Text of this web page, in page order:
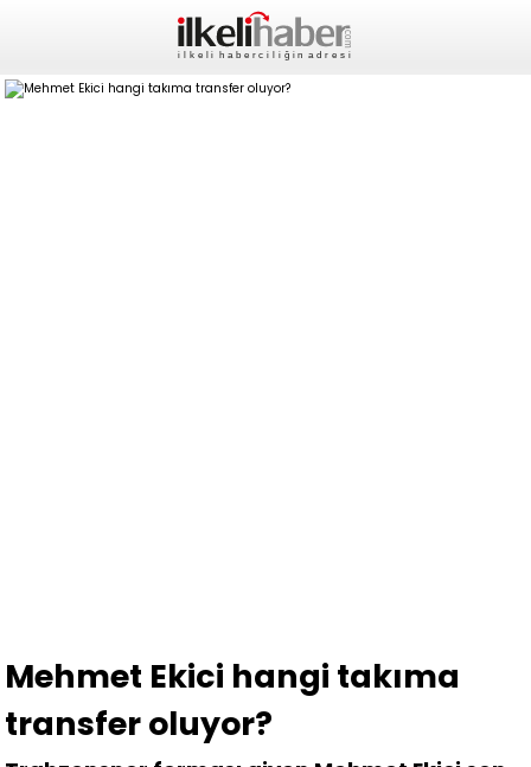
Mehmet Ekici hangi takıma
transfer oluyor?